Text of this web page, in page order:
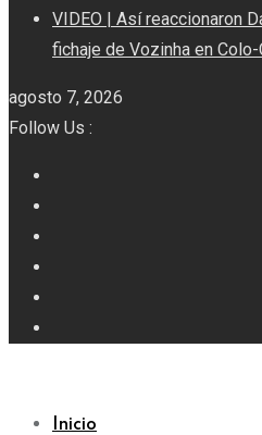
VIDEO | Así reaccionaron
fichaje de Vozinha en Colo-
agosto 7, 2026
Follow Us :
Inicio